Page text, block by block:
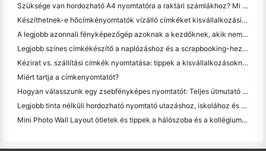
Szüksége van hordozható A4 nyomtatóra a raktári számlákhoz? Mi valójában működik
Készíthetnek-e hőcímkényomtatók vízálló címkéket kisvállalkozási termékekhez?
A legjobb azonnali fényképezőgép azoknak a kezdőknek, akik nem akarnak papírt pazarolni
Legjobb színes címkékészítő a naplózáshoz és a scrapbooking-hez: több szín minden oldalhoz
Kézirat vs. szállítási címkék nyomtatása: tippek a kisvállalkozásoknak 2026-ban
Miért tartja a címkenyomtatót?
Hogyan válasszunk egy zsebfényképes nyomtatót: Teljes útmutató a naplózáshoz, utazáshoz és az iPhone-felhasználókhoz
Legjobb tinta nélküli hordozható nyomtató utazáshoz, iskolához és mobil munkához: Hanin MT620 Pro felülvizsgálat
Mini Photo Wall Layout ötletek és tippek a hálószoba és a kollégium díszítése